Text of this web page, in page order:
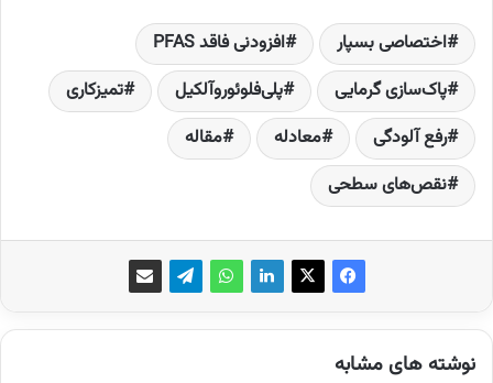
اختصاصی بسپار
افزودنی فاقد PFAS
پاک‌سازی گرمایی
پلی‌فلوئوروآلکیل
تمیزکاری
رفع آلودگی
معادله
مقاله
نقص‌های سطحی
نوشته های مشابه